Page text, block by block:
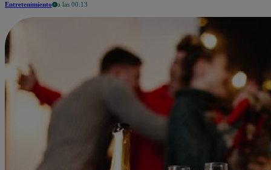
Entretenimiento a las 00:13